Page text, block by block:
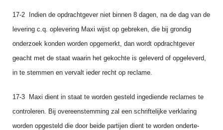
17‑2 Indien de opdrachtgever niet binnen 8 dagen, na de dag van de
levering c.q. oplevering Maxi wijst op gebreken, die bij grondig
onderzoek konden worden opgemerkt, dan wordt opdrachtgever
geacht met de staat waarin het gekochte is geleverd of opgeleverd,
in te stemmen en vervalt ieder recht op reclame.
17‑3 Maxi dient in staat te worden gesteld ingediende reclames te
controleren. Bij overeenstem­ming zal een schriftelijke verklaring
worden opgesteld die door beide partijen dient te worden onderte­